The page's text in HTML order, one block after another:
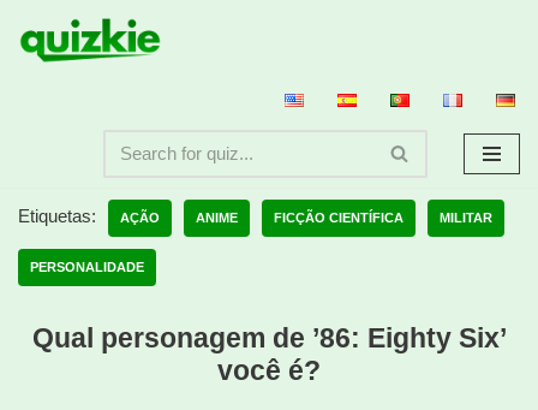
Avançar
Etiquetas: AÇÃO ANIME FICÇÃO CIENTÍFICA MILITAR
PERSONALIDADE
Qual personagem de ’86: Eighty Six’
você é?